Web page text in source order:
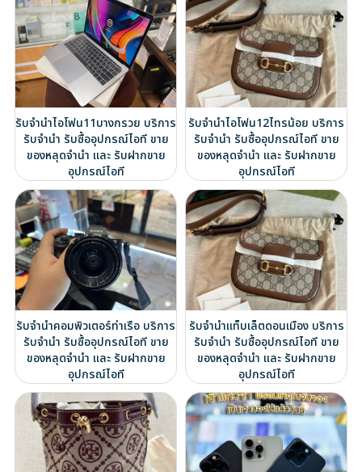
รับจำนำไอโฟน11บางกรวย บริการ
รับจำนำ รับซื้ออุปกรณ์ไอที ขาย
ของหลุดจำนำ และ รับฝากขาย
อุปกรณ์ไอที
รับจำนำไอโฟน12ไทรน้อย บริการ
รับจำนำ รับซื้ออุปกรณ์ไอที ขาย
ของหลุดจำนำ และ รับฝากขาย
อุปกรณ์ไอที
รับจำนำคอมพิวเตอร์ท่าเรือ บริการ
รับจำนำ รับซื้ออุปกรณ์ไอที ขาย
ของหลุดจำนำ และ รับฝากขาย
อุปกรณ์ไอที
รับจำนำแท็บเล็ตดอนเมือง บริการ
รับจำนำ รับซื้ออุปกรณ์ไอที ขาย
ของหลุดจำนำ และ รับฝากขาย
อุปกรณ์ไอที